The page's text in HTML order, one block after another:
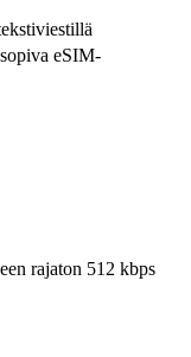
eSIM-
rajaton 512 kbps